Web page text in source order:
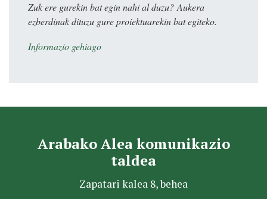
Zuk ere gurekin bat egin nahi al duzu? Aukera
ezberdinak dituzu gure proiektuarekin bat egiteko.
Informazio gehiago
Arabako Alea komunikazio
taldea
Zapatari kalea 8, behea